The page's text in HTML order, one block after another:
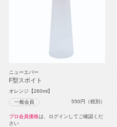
ニューエバー
F型スポイト
オレンジ【260ml】
一般会員 550円（税別）
プロ会員価格は、ログインしてご確認くだ
さい